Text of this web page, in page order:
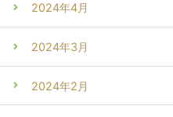
2024年4月
2024年3月
2024年2月